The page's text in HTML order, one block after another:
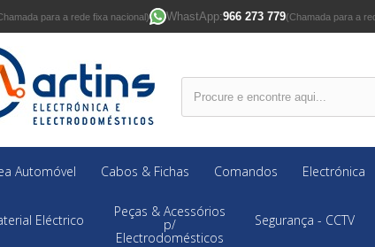
para a rede fixa nacional) WhastApp:966 273 779(Chamada para a
Automóvel Cabos & Fichas Comandos Electrónica
Eléctrico
Peças & Acessórios
p/
Electrodomésticos
Segurança - CCTV